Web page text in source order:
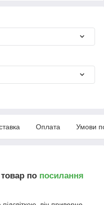
Оплата Умови
по посилання